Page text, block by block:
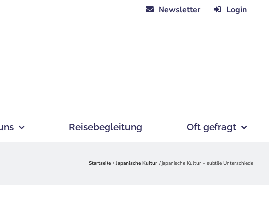
Newsletter Login
Reisebegleitung Oft gefragt
Startseite Japanische Kultur japanische Kultur – subtile Unterschiede